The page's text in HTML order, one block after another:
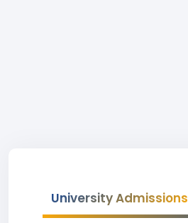
University Admissions